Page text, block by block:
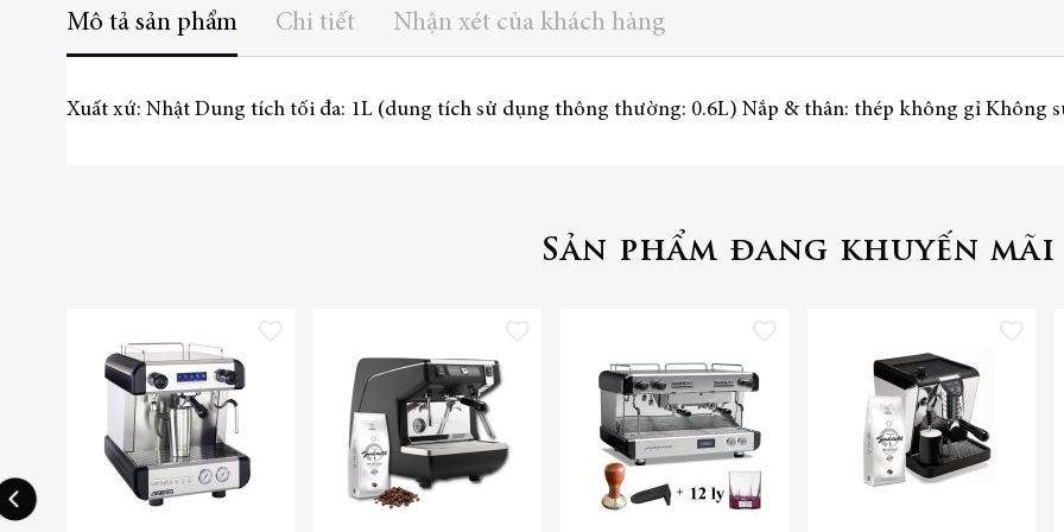
Mô tả sản phẩm
Xuất xứ: Nhật Dung tích tối đa: 1L (dung tích sử dụng thông thường: 0.6L) Nắp & thân: thép không gỉ Không
Chi tiết Nhận xét của khách hàng
Sản phẩm đang khuyến mãi
Thêm vào danh sách yêu thích Thêm vào danh sách yêu thích Thêm vào danh sách yêu thích Thêm vào danh